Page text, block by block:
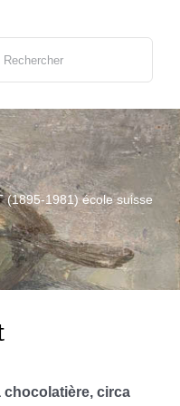
(1895-1981) école suisse
chocolatière, circa